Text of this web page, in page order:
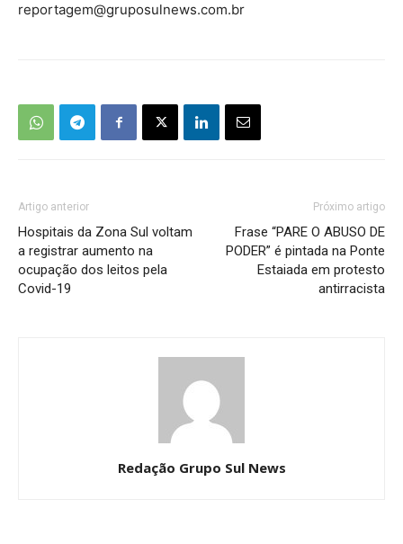
reportagem@gruposulnews.com.br
Artigo anterior
Hospitais da Zona Sul voltam
a registrar aumento na
ocupação dos leitos pela
Covid-19
Próximo artigo
Frase “PARE O ABUSO DE
PODER” é pintada na Ponte
Estaiada em protesto
antirracista
Redação Grupo Sul News